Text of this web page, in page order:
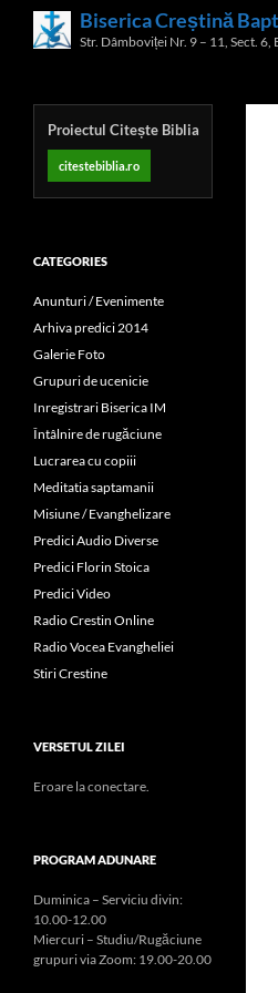
Biserica Creștină
Str. Dâmboviței Nr. 9 – 11, Sect.
Search
Proiectul Citește Biblia
citestebiblia.ro
CATEGORIES
Anunturi / Evenimente
Arhiva predici 2014
Galerie Foto
Grupuri de ucenicie
Inregistrari Biserica IM
Întâlnire de rugăciune
Lucrarea cu copiii
Meditatia saptamanii
Misiune / Evanghelizare
Predici Audio Diverse
Predici Florin Stoica
Predici Video
Radio Crestin Online
Radio Vocea Evangheliei
Stiri Crestine
VERSETUL ZILEI
Eroare la conectare.
PROGRAM ADUNARE
Duminica – Serviciu divin:
10.00-12.00
Miercuri – Studiu/Rugăciune
grupuri via Zoom: 19.00-20.00